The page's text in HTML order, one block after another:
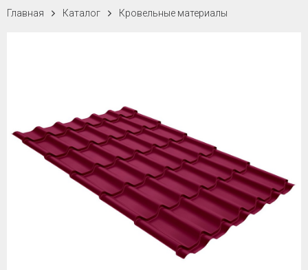
Главная Каталог Кровельные материалы